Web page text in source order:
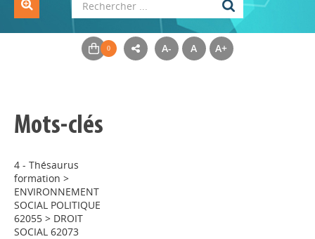
A- A A+
Mots-clés
4 - Thésaurus
formation >
ENVIRONNEMENT
SOCIAL POLITIQUE
62055 > DROIT
SOCIAL 62073